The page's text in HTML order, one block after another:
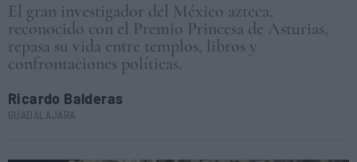
El gran investigador del México azteca,
reconocido con el Premio Princesa de Asturias,
repasa su vida entre templos, libros y
confrontaciones políticas.
Ricardo Balderas
GUADALAJARA